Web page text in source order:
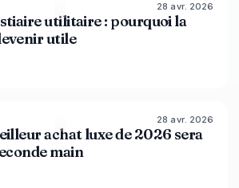
87% 47
28 avr. 2026
utilitaire : pourquoi la
utile
89% 49
28 avr. 2026
achat luxe de 2026 sera
main